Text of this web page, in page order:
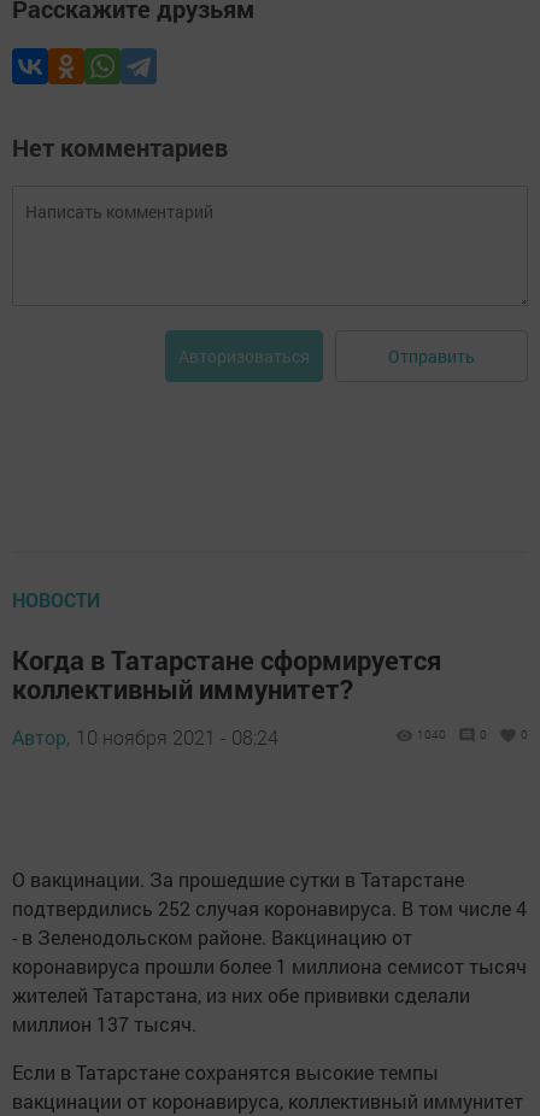
Расскажите друзьям
Нет комментариев
Авторизоваться Отправить
НОВОСТИ
Когда в Татарстане сформируется
коллективный иммунитет?
Автор, 10 ноября 2021 - 08:24 1040 0 0
О вакцинации. За прошедшие сутки в Татарстане
подтвердились 252 случая коронавируса. В том числе 4
- в Зеленодольском районе. Вакцинацию от
коронавируса прошли более 1 миллиона семисот тысяч
жителей Татарстана, из них обе прививки сделали
миллион 137 тысяч.
Если в Татарстане сохранятся высокие темпы
вакцинации от коронавируса, коллективный иммунитет